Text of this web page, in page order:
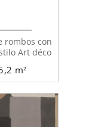
m²
rombos con
Art déco